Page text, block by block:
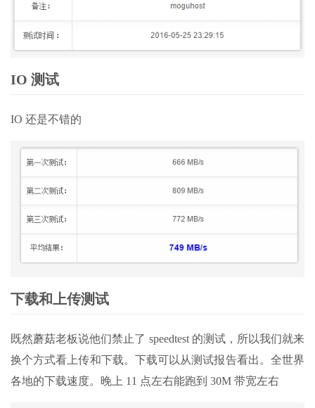
IO 测试
IO 还是不错的
下载和上传测试
既然蘑菇老板说他们禁止了 speedtest 的测试，所以我们就来
换个方式看上传和下载。下载可以从测试报告看出。全世界
各地的下载速度。晚上 11 点左右能跑到 30M 带宽左右